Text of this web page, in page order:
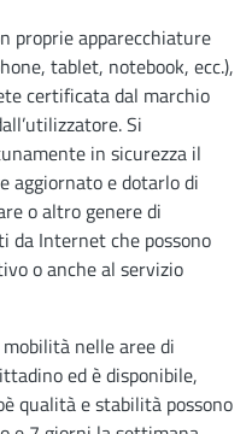
proprie apparecchiature
tablet, notebook, ecc.),
certificata dal marchio
Si
in sicurezza il
aggiornato e dotarlo di
o altro genere di
da Internet che possono
o anche al servizio
nelle aree di
ed è disponibile,
qualità e stabilità possono